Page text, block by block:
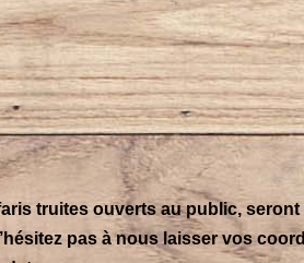
truites ouverts au public, seront
pas à nous laisser vos